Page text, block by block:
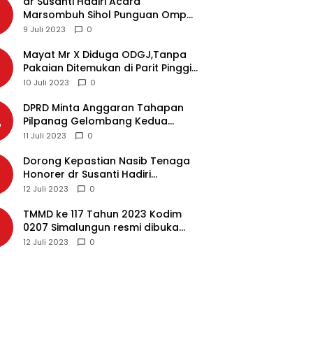
Marsombuh Sihol Punguan Ompu
Simataraja Raja Simarmata Dohot
9 Juli 2023 0
Mayat Mr X Diduga ODGJ,Tanpa
Pakaian Ditemukan di Parit Pinggir
Jalan Medan
10 Juli 2023 0
DPRD Minta Anggaran Tahapan
Pilpanag Gelombang Kedua
Dicairkan di Nagori Masing-
11 Juli 2023 0
Dorong Kepastian Nasib Tenaga
Honorer dr Susanti Hadiri
Rakernas APEKSI 2023 di Makassar
12 Juli 2023 0
TMMD ke 117 Tahun 2023 Kodim
0207 Simalungun resmi dibuka
Bupati Simalungun
12 Juli 2023 0